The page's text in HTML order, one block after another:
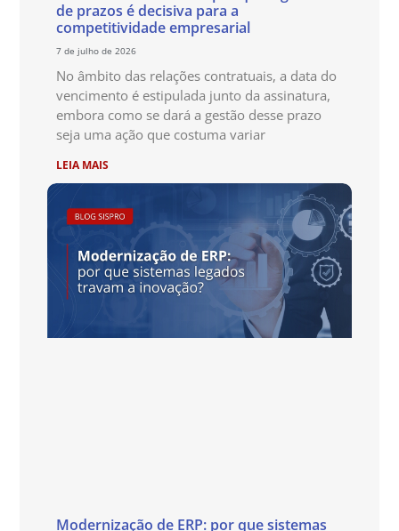
de prazos é decisiva para a
competitividade empresarial
7 de julho de 2026
No âmbito das relações contratuais, a data do
vencimento é estipulada junto da assinatura,
embora como se dará a gestão desse prazo
seja uma ação que costuma variar
LEIA MAIS
Modernização de ERP: por que sistemas